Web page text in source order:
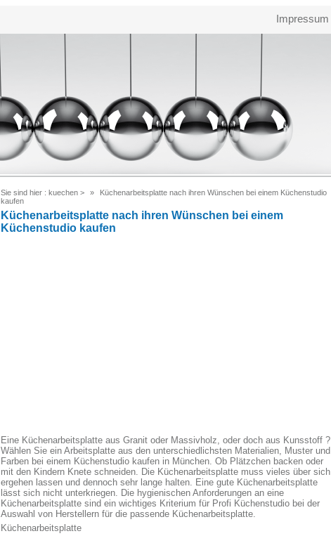
Impressum
Sie sind hier : kuechen >
Küchenarbeitsplatte nach ihren Wünschen bei einem Küchenstudio
kaufen
Küchenarbeitsplatte nach ihren Wünschen bei einem
Küchenstudio kaufen
Eine Küchenarbeitsplatte aus Granit oder Massivholz, oder doch aus Kunsstoff ?
Wählen Sie ein Arbeitsplatte aus den unterschiedlichsten Materialien, Muster und
Farben bei einem Küchenstudio kaufen in München. Ob Plätzchen backen oder
mit den Kindern Knete schneiden. Die Küchenarbeitsplatte muss vieles über sich
ergehen lassen und dennoch sehr lange halten. Eine gute Küchenarbeitsplatte
lässt sich nicht unterkriegen. Die hygienischen Anforderungen an eine
Küchenarbeitsplatte sind ein wichtiges Kriterium für Profi Küchenstudio bei der
Auswahl von Herstellern für die passende Küchenarbeitsplatte.
Küchenarbeitsplatte